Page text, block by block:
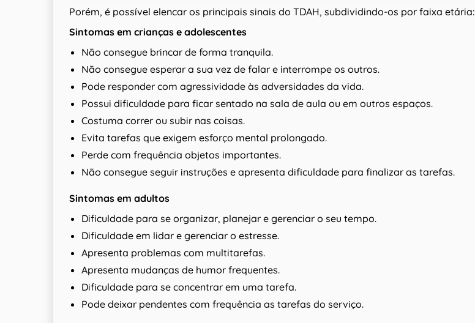
Porém, é possível elencar os principais sinais do TDAH, subdividindo-os por faixa etária:
Sintomas em crianças e adolescentes
Não consegue brincar de forma tranquila.
Não consegue esperar a sua vez de falar e interrompe os outros.
Pode responder com agressividade às adversidades da vida.
Possui dificuldade para ficar sentado na sala de aula ou em outros espaços.
Costuma correr ou subir nas coisas.
Evita tarefas que exigem esforço mental prolongado.
Perde com frequência objetos importantes.
Não consegue seguir instruções e apresenta dificuldade para finalizar as tarefas.
Sintomas em adultos
Dificuldade para se organizar, planejar e gerenciar o seu tempo.
Dificuldade em lidar e gerenciar o estresse.
Apresenta problemas com multitarefas.
Apresenta mudanças de humor frequentes.
Dificuldade para se concentrar em uma tarefa.
Pode deixar pendentes com frequência as tarefas do serviço.